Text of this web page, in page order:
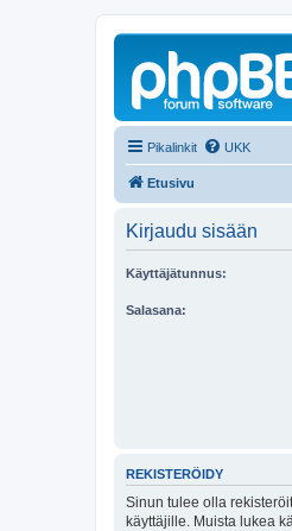
Pikalinkit UKK
Etusivu
Kirjaudu sisään
Käyttäjätunnus:
Salasana:
REKISTERÖIDY
Sinun tulee olla
käyttäjille. Muista lukea